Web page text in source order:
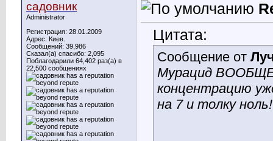
садовник
Administrator
Регистрация: 28.01.2009
Адрес: Киев.
Сообщений: 39,986
Сказал(а) спасибо: 2,095
Поблагодарили 64,402 раз(а) в
22,500 сообщениях
Цитата:
Сообщение от
Мурацид ВООБЩЕ
концентрацию
на 7 и толку ноль!